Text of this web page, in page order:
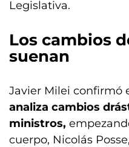
Legislativa.
Los cambios
suenan
Javier Milei confirmó
analiza cambios
ministros,
cuerpo, Nicolás